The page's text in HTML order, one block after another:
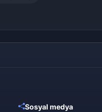
Sosyal medya